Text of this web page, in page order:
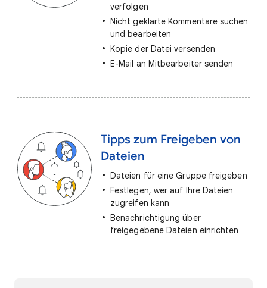
verfolgen
Nicht geklärte Kommentare suchen
und bearbeiten
Kopie der Datei versenden
E-Mail an Mitbearbeiter senden
Tipps zum Freigeben von
Dateien
Dateien für eine Gruppe freigeben
Festlegen, wer auf Ihre Dateien
zugreifen kann
Benachrichtigung über
freigegebene Dateien einrichten